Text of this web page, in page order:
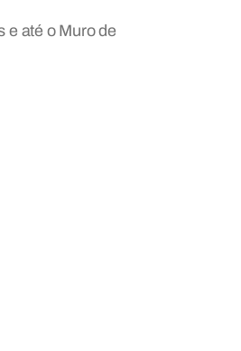
e até o Muro de